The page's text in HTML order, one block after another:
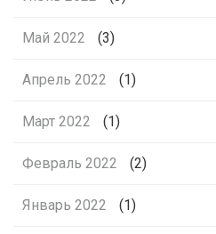
Май 2022 (3)
Апрель 2022 (1)
Март 2022 (1)
Февраль 2022 (2)
Январь 2022 (1)